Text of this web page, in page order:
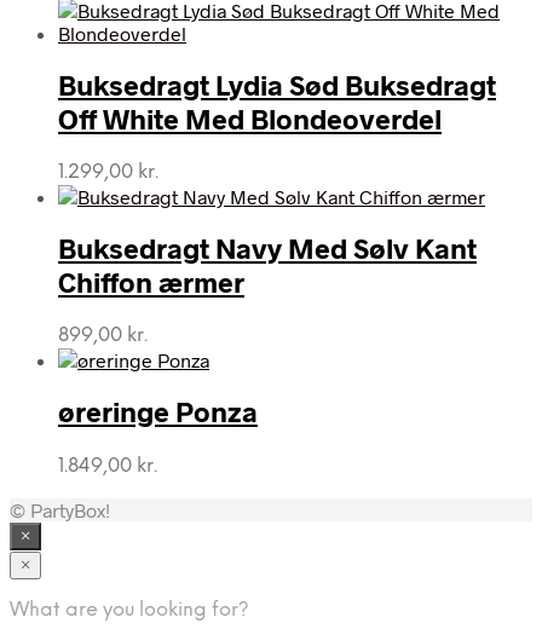
Buksedragt Lydia Sød Buksedragt
Off White Med Blondeoverdel
1.299,00 kr.
Buksedragt Navy Med Sølv Kant
Chiffon ærmer
899,00 kr.
øreringe Ponza
1.849,00 kr.
© PartyBox!
×
×
What are you looking for?